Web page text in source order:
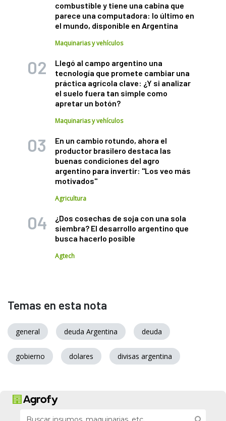
combustible y tiene una cabina que
parece una computadora: lo último en
el mundo, disponible en Argentina
Maquinarias y vehículos
Llegó al campo argentino una
tecnología que promete cambiar una
práctica agrícola clave: ¿Y si analizar
el suelo fuera tan simple como
apretar un botón?
Maquinarias y vehículos
En un cambio rotundo, ahora el
productor brasilero destaca las
buenas condiciones del agro
argentino para invertir: "Los veo más
motivados"
Agricultura
¿Dos cosechas de soja con una sola
siembra? El desarrollo argentino que
busca hacerlo posible
Agtech
Temas en esta nota
general deuda Argentina deuda
gobierno dolares divisas argentina